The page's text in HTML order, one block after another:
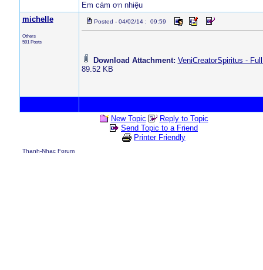
Em cám ơn nhiệu
michelle
Others
591 Posts
Posted - 04/02/14 : 09:59
Download Attachment: VeniCreatorSpiritus -
89.52 KB
New Topic
Reply to Topic
Send Topic to a Friend
Printer Friendly
Thanh-Nhac Forum